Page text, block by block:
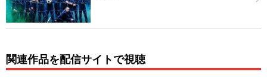
関連作品を配信サイトで視聴